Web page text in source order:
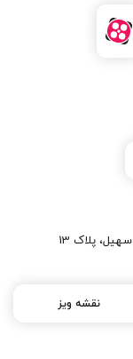
پلاک 13
نقشه ویز